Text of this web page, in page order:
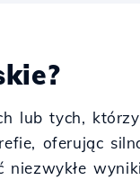
lub tych,
oferując
niezwykłe